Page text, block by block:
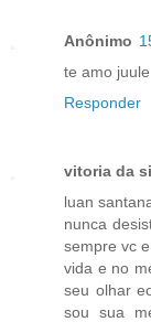
Anônimo
te amo juule
Responder
vitoria da
luan
nunca
sempre vc
vida e no
seu olhar
sou sua